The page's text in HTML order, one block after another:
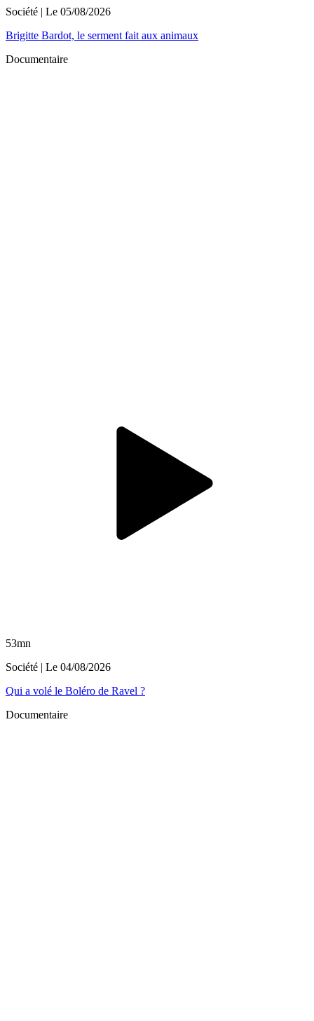
Société | Le 05/08/2026
Brigitte Bardot, le serment fait aux animaux
Documentaire
53mn
Société | Le 04/08/2026
Qui a volé le Boléro de Ravel ?
Documentaire